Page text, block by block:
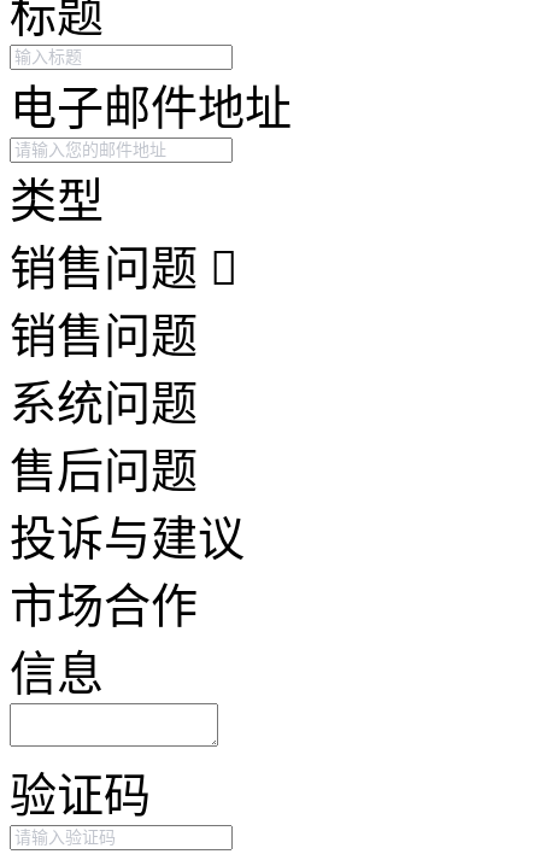
标题
电子邮件地址
类型
销售问题
销售问题
系统问题
售后问题
投诉与建议
市场合作
信息
验证码